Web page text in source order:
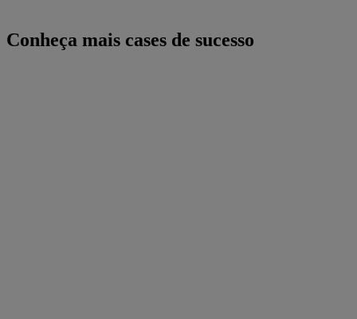
Conheça mais cases de sucesso